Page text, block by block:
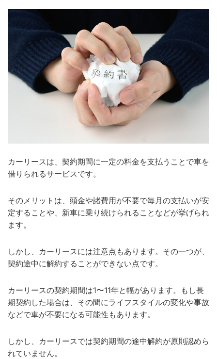
カーリースは、契約期間に一定の料金を支払うことで車を
借りられるサービスです。
そのメリットは、頭金や諸費用が不要で毎月の支払いが安
定することや、新車に乗り続けられることなどが挙げられ
ます。
しかし、カーリースには注意点もあります。その一つが、
契約途中に解約することができない点です。
カーリースの契約期間は1〜11年と幅があります。もし長
期契約した場合は、その間にライフスタイルの変化や事故
などで車が不要になる可能性もあります。
しかし、カーリースでは契約期間の途中解約が原則認めら
れていません。